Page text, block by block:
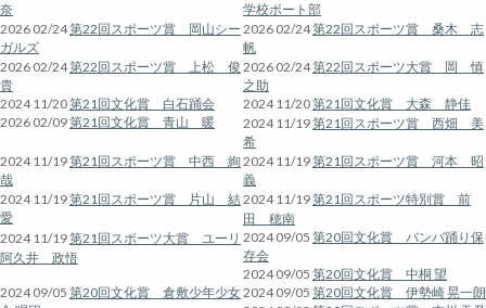
奈
学校ボート部
2026 02/24第22回スポーツ賞 岡山シー
ガルズ
2026 02/24第22回スポーツ賞 桑木 志
帆
2026 02/24第22回スポーツ賞 上松 俊
貴
2026 02/24第22回スポーツ大賞 岡 慎
之助
2024 11/20第21回文化賞 白石踊会 2024 11/20第21回文化賞 大森 静佳
2026 02/09第21回文化賞 青山 暖 2024 11/19第21回スポーツ賞 西畑 美
希
2024 11/19第21回スポーツ賞 中西 絢
哉
2024 11/19第21回スポーツ賞 河本 昭
義
2024 11/19第21回スポーツ賞 片山 結
愛
2024 11/19第21回スポーツ特別賞 前
田 穂南
2024 11/19第21回スポーツ大賞 ユーリ
阿久井 政悟
2024 09/05 第20回文化賞 バンバ踊り保
存会
2024 09/05 第20回文化賞 中桐 望
2024 09/05 第20回文化賞 倉敷少年少女2024 09/05 第20回文化賞 伊勢崎 晃一朗